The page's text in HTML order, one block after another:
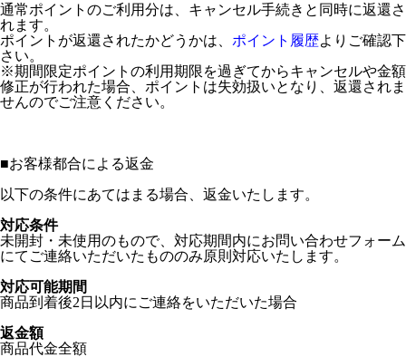
通常ポイントのご利用分は、キャンセル手続きと同時に返還さ
れます。
ポイントが返還されたかどうかは、 ポイント履歴よりご確認下
さい。
※期間限定ポイントの利用期限を過ぎてからキャンセルや金額
修正が行われた場合、ポイントは失効扱いとなり、返還されま
せんのでご注意ください。
■お客様都合による返金
以下の条件にあてはまる場合、返金いたします。
対応条件
未開封・未使用のもので、対応期間内にお問い合わせフォーム
にてご連絡いただいたもののみ原則対応いたします。
対応可能期間
商品到着後2日以内にご連絡をいただいた場合
返金額
商品代金全額